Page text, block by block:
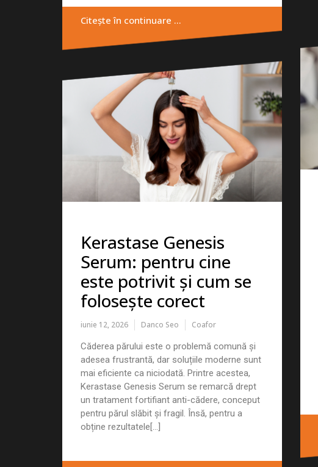
Citește în continuare …
Kerastase Genesis
Serum: pentru cine
este potrivit și cum se
folosește corect
iunie 12, 2026 Danco Seo Coafor
Căderea părului este o problemă comună și
adesea frustrantă, dar soluțiile moderne sunt
mai eficiente ca niciodată. Printre acestea,
Kerastase Genesis Serum se remarcă drept
un tratament fortifiant anti-cădere, conceput
pentru părul slăbit și fragil. Însă, pentru a
obține rezultatele[...]